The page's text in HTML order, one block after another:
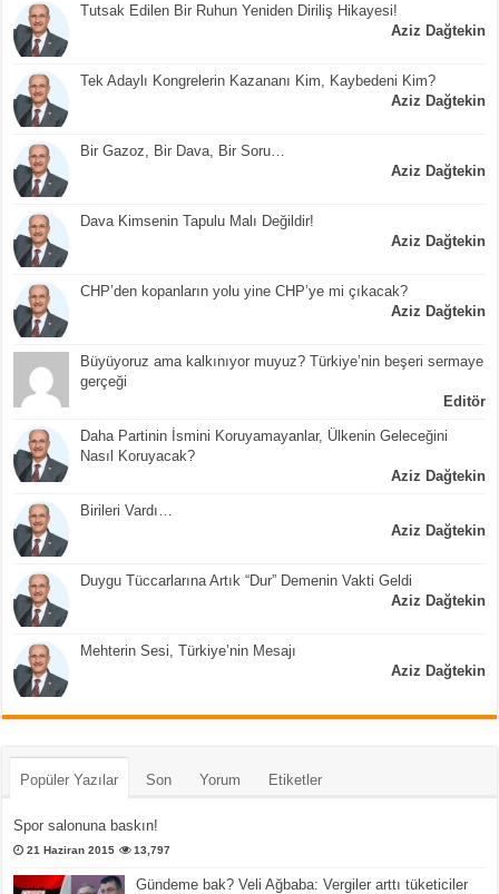
Tutsak Edilen Bir Ruhun Yeniden Diriliş Hikayesi!
Aziz Dağtekin
Tek Adaylı Kongrelerin Kazananı Kim, Kaybedeni Kim?
Aziz Dağtekin
Bir Gazoz, Bir Dava, Bir Soru…
Aziz Dağtekin
Dava Kimsenin Tapulu Malı Değildir!
Aziz Dağtekin
CHP’den kopanların yolu yine CHP’ye mi çıkacak?
Aziz Dağtekin
Büyüyoruz ama kalkınıyor muyuz? Türkiye’nin beşeri sermaye
gerçeği
Editör
Daha Partinin İsmini Koruyamayanlar, Ülkenin Geleceğini
Nasıl Koruyacak?
Aziz Dağtekin
Birileri Vardı…
Aziz Dağtekin
Duygu Tüccarlarına Artık “Dur” Demenin Vakti Geldi
Aziz Dağtekin
Mehterin Sesi, Türkiye’nin Mesajı
Aziz Dağtekin
Popüler Yazılar Son Yorum Etiketler
Spor salonuna baskın!
21 Haziran 2015 13,797
Gündeme bak? Veli Ağbaba: Vergiler arttı tüketiciler